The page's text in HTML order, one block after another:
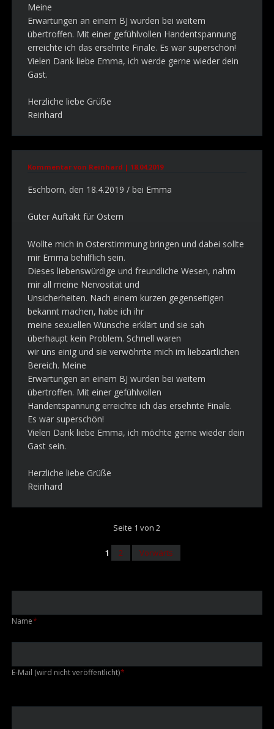
Meine
Erwartungen an einem BJ wurden bei weitem
übertroffen. Mit einer gefühlvollen Handentspannung
erreichte ich das ersehnte Finale. Es war superschön!
Vielen Dank liebe Emma, ich werde gerne wieder dein
Gast.
Herzliche liebe Grüße
Reinhard
Kommentar von Reinhard | 18.04.2019
Eschborn, den 18.4.2019 / bei Emma
Guter Auftakt für Ostern
Wollte mich in Osterstimmung bringen und dabei sollte
mir Emma behilflich sein.
Dieses liebenswürdige und freundliche Wesen, nahm
mir all meine Nervosität und
Unsicherheiten. Nach einem kurzen gegenseitigen
bekannt machen, habe ich ihr
meine sexuellen Wünsche erklärt und sie sah
überhaupt kein Problem. Schnell waren
wir uns einig und sie verwöhnte mich im liebzärtlichen
Bereich. Meine
Erwartungen an einem BJ wurden bei weitem
übertroffen. Mit einer gefühlvollen
Handentspannung erreichte ich das ersehnte Finale.
Es war superschön!
Vielen Dank liebe Emma, ich möchte gerne wieder dein
Gast sein.
Herzliche liebe Grüße
Reinhard
Seite 1 von 2
1 2 Vorwärts
Pflichtfeld
Name*
Pflichtfeld
E-Mail (wird nicht veröffentlicht)*